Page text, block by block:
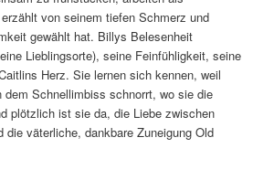
von seinem tiefen Schmerz und
gewählt hat. Billys Belesenheit
Lieblingsorte), seine Feinfühligkeit, seine
Herz. Sie lernen sich kennen, weil
Schnellimbiss schnorrt, wo sie die
plötzlich ist sie da, die Liebe zwischen
die väterliche, dankbare Zuneigung Old